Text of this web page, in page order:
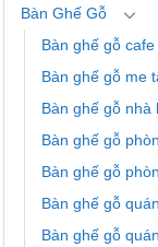
Bàn Ghế Gỗ
Bàn ghế gỗ cafe
Bàn ghế gỗ me
Bàn ghế gỗ nhà
Bàn ghế gỗ
Bàn ghế gỗ
Bàn ghế gỗ
Bàn ghế gỗ